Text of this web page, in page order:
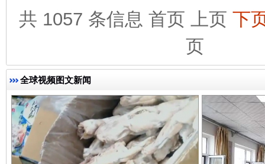
共 1057 条信息 首页 上页 下
页
全球视频图文新闻
完善运行机制助力责任有效落实 一纸欠